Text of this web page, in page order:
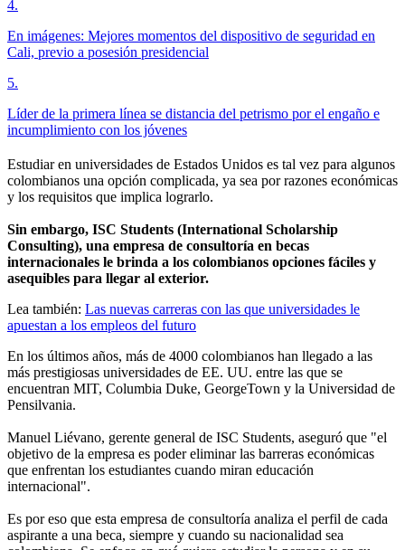
4.
En imágenes: Mejores momentos del dispositivo de seguridad en
Cali, previo a posesión presidencial
5.
Líder de la primera línea se distancia del petrismo por el engaño e
incumplimiento con los jóvenes
Estudiar en universidades de Estados Unidos es tal vez para algunos
colombianos una opción complicada, ya sea por razones económicas
y los requisitos que implica lograrlo.
Sin embargo, ISC Students (International Scholarship
Consulting), una empresa de consultoría en becas
internacionales le brinda a los colombianos opciones fáciles y
asequibles para llegar al exterior.
Lea también: Las nuevas carreras con las que universidades le
apuestan a los empleos del futuro
En los últimos años, más de 4000 colombianos han llegado a las
más prestigiosas universidades de EE. UU. entre las que se
encuentran MIT, Columbia Duke, GeorgeTown y la Universidad de
Pensilvania.
Manuel Liévano, gerente general de ISC Students, aseguró que "el
objetivo de la empresa es poder eliminar las barreras económicas
que enfrentan los estudiantes cuando miran educación
internacional".
Es por eso que esta empresa de consultoría analiza el perfil de cada
aspirante a una beca, siempre y cuando su nacionalidad sea